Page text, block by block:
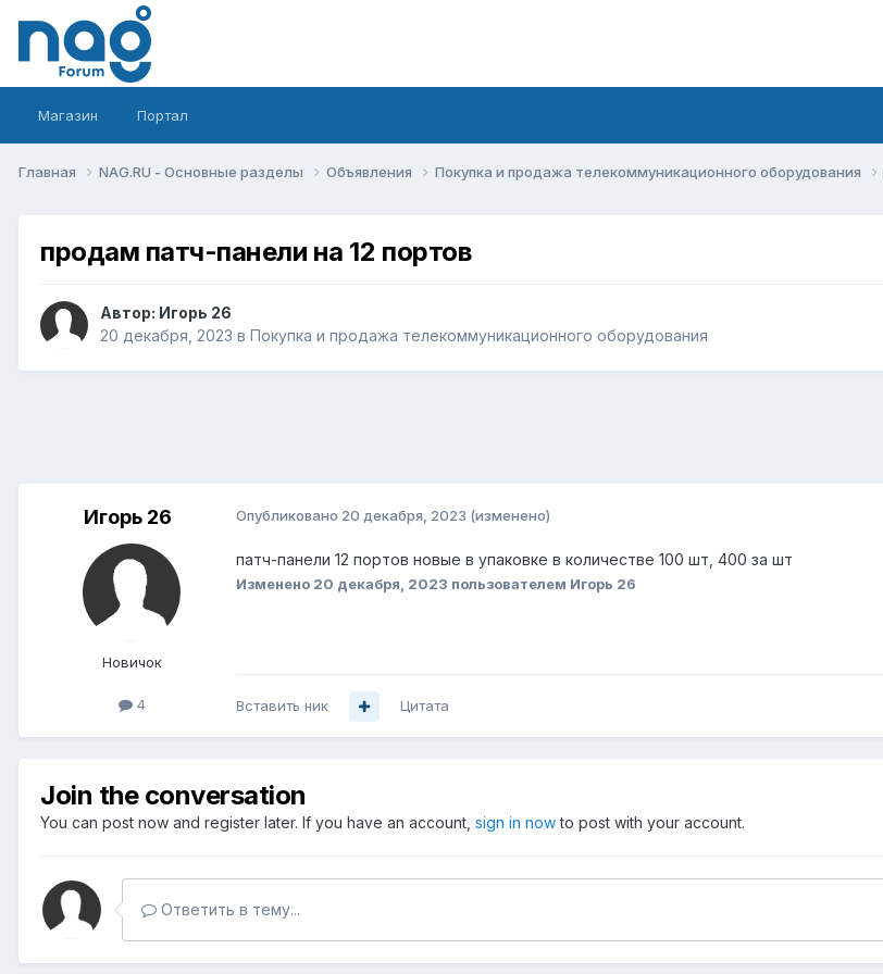
Магазин Портал
Главная NAG.RU - Основные разделы Объявления Покупка и продажа телекоммуникационного оборудования
продам патч-панели на 12 портов
Автор: Игорь 26
20 декабря, 2023 в Покупка и продажа телекоммуникационного оборудования
Игорь 26
Новичок
4
Опубликовано 20 декабря, 2023 (изменено)
патч-панели 12 портов новые в упаковке в количестве 100 шт, 400 за шт
Изменено 20 декабря, 2023 пользователем Игорь 26
Вставить ник Цитата
Join the conversation
You can post now and register later. If you have an account, sign in nowto post with your account.
Ответить в тему...